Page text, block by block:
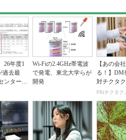
26年度1
過去最
ンター関
Wi-Fiの2.4GHz帯電波
で発電、東北大学らが
開発
【あの会
る！】DM
対チクタ
PR(チクタク